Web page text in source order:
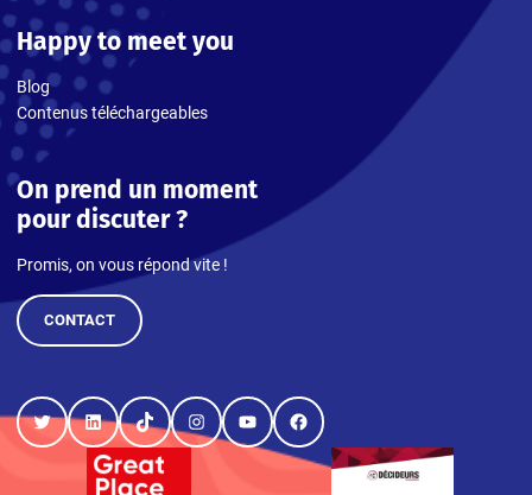
Happy to meet you
Blog
Contenus téléchargeables
On prend un moment
pour discuter ?
Promis, on vous répond vite !
CONTACT
TwitterLinkedInTikTokInstagram
YouTubeFacebook